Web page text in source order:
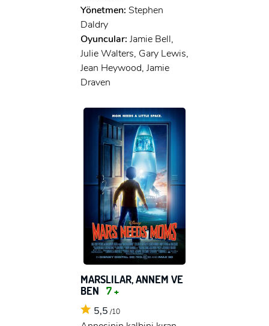
Yönetmen: Stephen
Daldry
Oyuncular: Jamie Bell,
Julie Walters, Gary Lewis,
Jean Heywood, Jamie
Draven
MARSLILAR, ANNEM VE
BEN 7 +
5,5 /10